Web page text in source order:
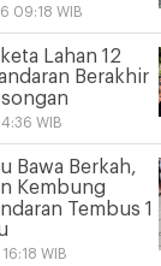
09:18 WIB
Lahan 12
Berakhir
WIB
Bawa Berkah,
Kembung
Tembus 1
WIB